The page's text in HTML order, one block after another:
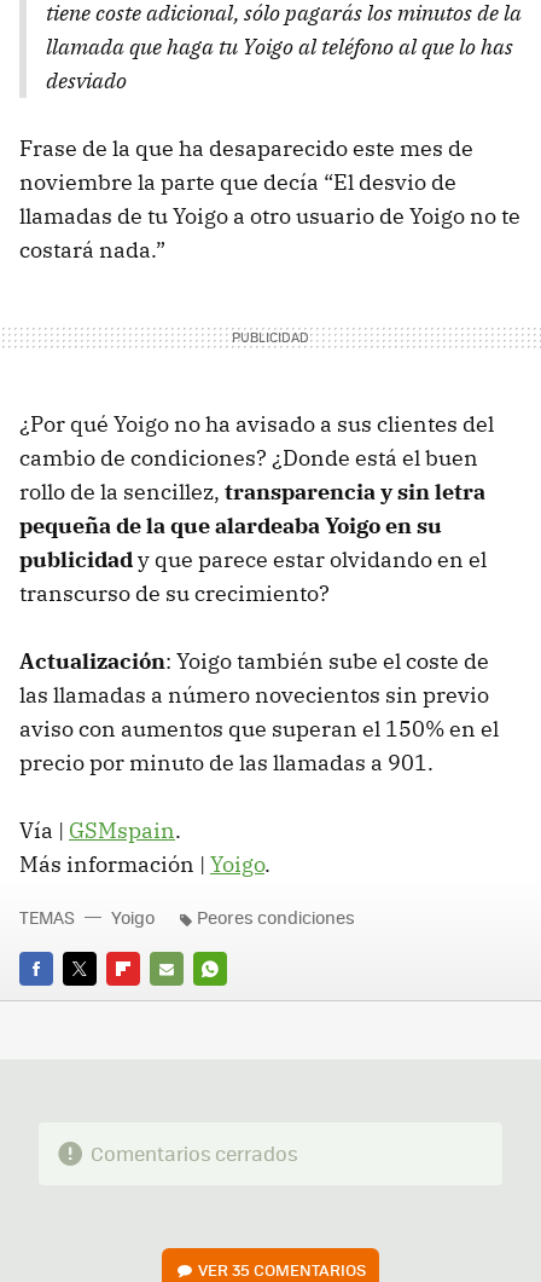
tiene coste adicional, sólo pagarás los minutos de la
llamada que haga tu Yoigo al teléfono al que lo has
desviado
Frase de la que ha desaparecido este mes de
noviembre la parte que decía “El desvio de
llamadas de tu Yoigo a otro usuario de Yoigo no te
costará nada.”
¿Por qué Yoigo no ha avisado a sus clientes del
cambio de condiciones? ¿Donde está el buen
rollo de la sencillez, transparencia y sin letra
pequeña de la que alardeaba Yoigo en su
publicidady que parece estar olvidando en el
transcurso de su crecimiento?
Actualización: Yoigo también sube el coste de
las llamadas a número novecientos sin previo
aviso con aumentos que superan el 150% en el
precio por minuto de las llamadas a 901.
Vía | GSMspain.
Más información | Yoigo.
FACEBOOK
TWITTERFLIPBOARD
E-
WHATSAPP
TEMAS Yoigo Peores condiciones
Comentarios cerrados
VER35 COMENTARIOS